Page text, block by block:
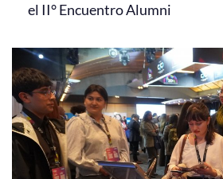
el II° Encuentro Alumni